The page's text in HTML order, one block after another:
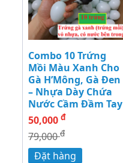
Combo 10 Trứng
Mồi Màu Xanh Cho
Gà H’Mông, Gà Đen
– Nhựa Dày Chứa
Nước Cầm Đầm Tay
50,000 đ
79,000đ
Đặt hàng